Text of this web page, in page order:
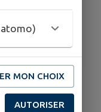
Perthois
7 juin.
MON CHOIX
AUTORISER